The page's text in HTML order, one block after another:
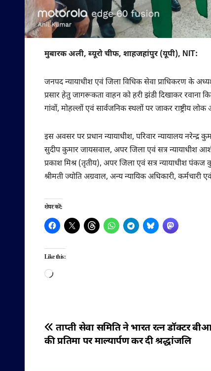
मुबारक अली, ब्यूरो चीफ, शाहजहांपुर (यूपी), NIT:
जनपद न्यायाधीश एवं जिला विधिक सेवा प्राधिकरण के
प्रसार हेतु जागरूकता वाहन को हरी झंडी दिखाकर रवाना
गांवों, मोहल्लों एवं सार्वजनिक स्थलों पर जाकर राष्ट्रीय
इस अवसर पर प्रधान न्यायाधीश, परिवार न्यायालय नरेन्द्र
सुदीप कुमार जायसवाल, अपर जिला एवं सत्र न्यायाधीश
प्रकाश मिश्र (तृतीय), अपर जिला एवं सत्र न्यायाधीश पंकज
श्रीमती ज्योति अग्रवाल, अन्य न्यायिक अधिकारी,
शेयर करें:
Like this:
Loading…
पोस्ट
नेविगेशन
ताप्ती सेवा समिति ने भारत रत्न डॉक्टर
की प्रतिमा पर माल्यार्पण कर दी श्रद्धांजलि